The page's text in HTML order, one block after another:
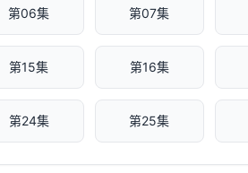
第06集 第07集
第15集 第16集
第24集 第25集